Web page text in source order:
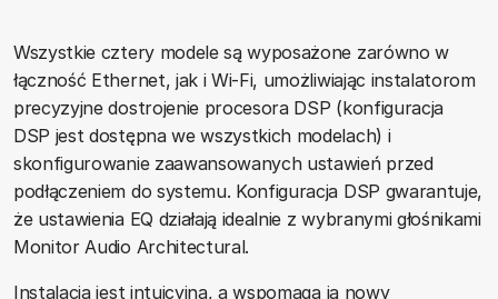
Wszystkie cztery modele są wyposażone zarówno w
łączność Ethernet, jak i Wi-Fi, umożliwiając instalatorom
precyzyjne dostrojenie procesora DSP (konfiguracja
DSP jest dostępna we wszystkich modelach) i
skonfigurowanie zaawansowanych ustawień przed
podłączeniem do systemu. Konfiguracja DSP gwarantuje,
że ​​ustawienia EQ działają idealnie z wybranymi głośnikami
Monitor Audio Architectural.
Instalacja jest intuicyjna, a wspomaga ją nowy